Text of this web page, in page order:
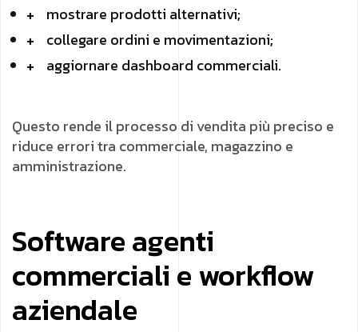
mostrare prodotti alternativi;
collegare ordini e movimentazioni;
aggiornare dashboard commerciali.
Questo rende il processo di vendita più preciso e
riduce errori tra commerciale, magazzino e
amministrazione.
Software agenti
commerciali e workflow
aziendale